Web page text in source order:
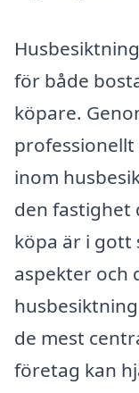
för både
köpare.
inom
den fastighet
köpa är i gott
aspekter och
de mest
företag kan